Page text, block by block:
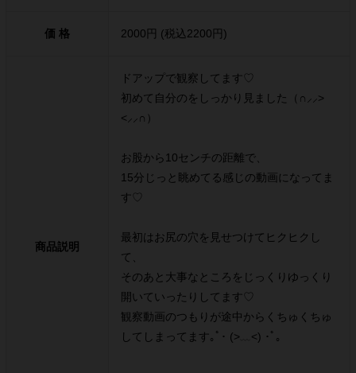
価 格 2000円 (税込2200円)
商品説明
ドアップで観察してます♡
初めて自分のをしっかり見ました（∩⸝⸝>
<⸝⸝∩）
お股から10センチの距離で、
15分じっと眺めてる感じの動画になってま
す♡
最初はお尻の穴を見せつけてヒクヒクし
て、
そのあと大事なところをじっくりゆっくり
開いていったりしてます♡
観察動画のつもりが途中からくちゅくちゅ
してしまってます｡ﾟ･ (>﹏<) ･ﾟ｡